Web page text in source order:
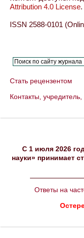
Attribution 4.0 License.
ISSN 2588-0101
Стать рецензентом
Контакты,
C 1 июля 2026
науки» принимает
Ответы на